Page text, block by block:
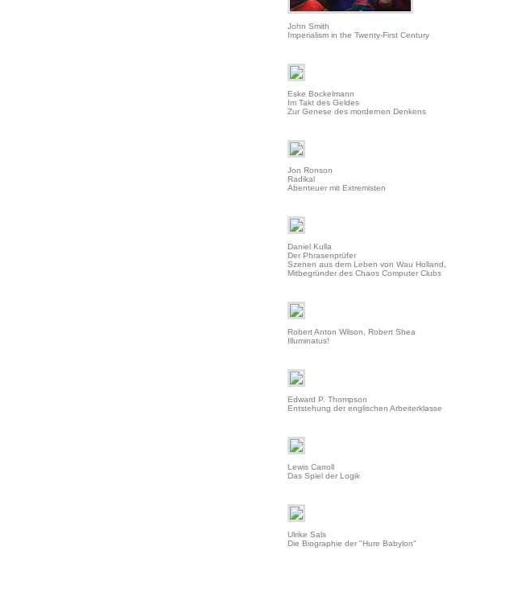
John Smith
Imperialism in the Twenty-First Century
Eske Bockelmann
Im Takt des Geldes
Zur Genese des mordernen Denkens
Jon Ronson
Radikal
Abenteuer mit Extremisten
Daniel Kulla
Der Phrasenprüfer
Szenen aus dem Leben von Wau Holland,
Mitbegründer des Chaos Computer Clubs
Robert Anton Wilson, Robert Shea
Illuminatus!
Edward P. Thompson
Entstehung der englischen Arbeiterklasse
Lewis Carroll
Das Spiel der Logik
Ulrike Sals
Die Biographie der "Hure Babylon"